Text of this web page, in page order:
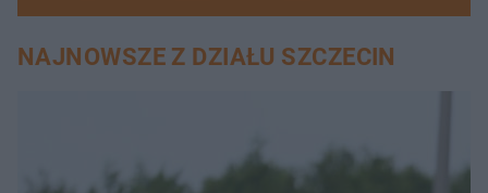
NAJNOWSZE Z DZIAŁU SZCZECIN